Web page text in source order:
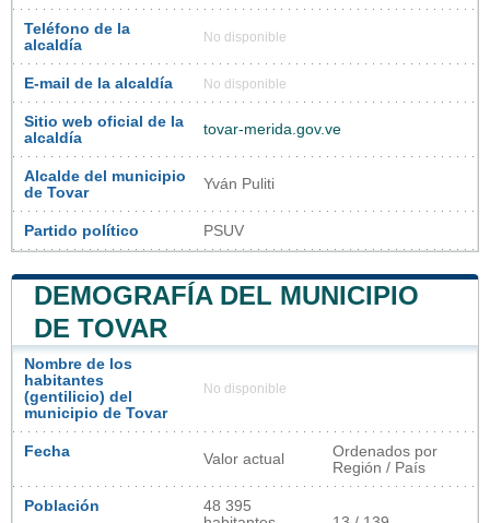
Teléfono de la
alcaldía
No disponible
E-mail de la alcaldía No disponible
Sitio web oficial de la
alcaldía
tovar-merida.gov.ve
Alcalde del municipio
de Tovar
Yván Puliti
Partido político PSUV
DEMOGRAFÍA DEL MUNICIPIO
DE TOVAR
Nombre de los
habitantes
(gentilicio) del
municipio de Tovar
No disponible
Fecha Valor actual
Ordenados por
Región / País
Población
48 395